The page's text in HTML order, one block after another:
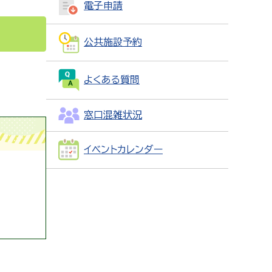
電子申請
公共施設予約
よくある質問
窓口混雑状況
イベントカレンダー